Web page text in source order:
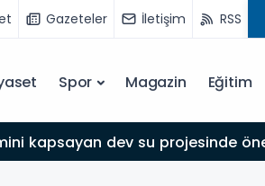
Gazeteler İletişim RSS
Spor Magazin Eğitim
kapsayan dev su projesinde